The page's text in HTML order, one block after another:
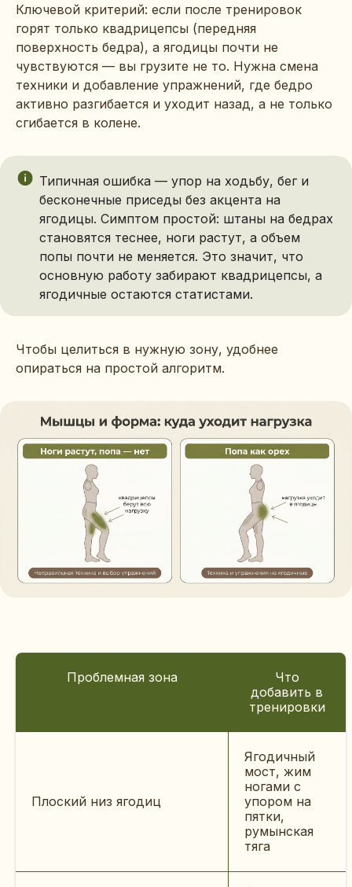
Ключевой критерий: если после тренировок
горят только квадрицепсы (передняя
поверхность бедра), а ягодицы почти не
чувствуются — вы грузите не то. Нужна смена
техники и добавление упражнений, где бедро
активно разгибается и уходит назад, а не только
сгибается в колене.
Типичная ошибка — упор на ходьбу, бег и
бесконечные приседы без акцента на
ягодицы. Симптом простой: штаны на бедрах
становятся теснее, ноги растут, а объем
попы почти не меняется. Это значит, что
основную работу забирают квадрицепсы, а
ягодичные остаются статистами.
Чтобы целиться в нужную зону, удобнее
опираться на простой алгоритм.
Проблемная зона
Что
добавить в
тренировки
Плоский низ ягодиц
Ягодичный
мост, жим
ногами с
упором на
пятки,
румынская
тяга